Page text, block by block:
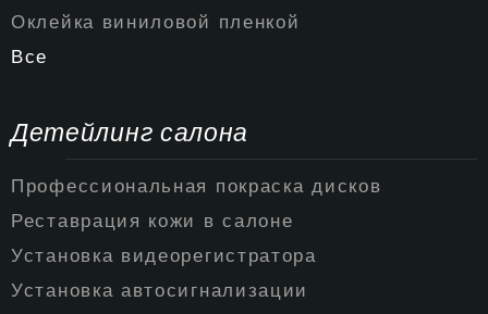
Оклейка виниловой пленкой
Все
Детейлинг салона
Профессиональная покраска дисков
Реставрация кожи в салоне
Установка видеорегистратора
Установка автосигнализации